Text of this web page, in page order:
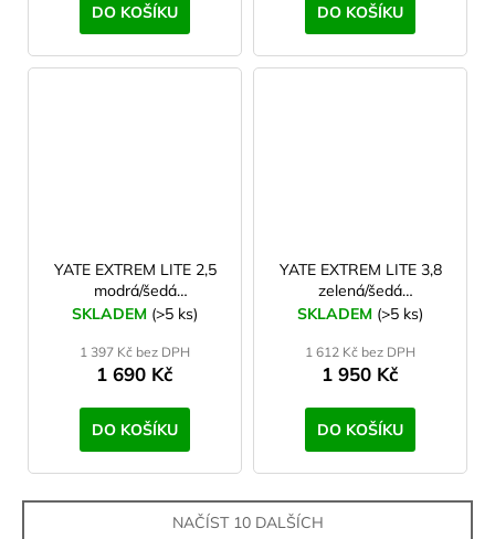
DO KOŠÍKU DO KOŠÍKU
YATE EXTREM LITE 2,5
modrá/šedá
Samonafukovací
SKLADEM (>5 ks)
1 397 Kč bez DPH
1 690 Kč
DO KOŠÍKU
YATE EXTREM LITE 3,8
zelená/šedá
Samonafukovací
SKLADEM (>5 ks)
1 612 Kč bez DPH
1 950 Kč
DO KOŠÍKU
NAČÍST 10 DALŠÍCH